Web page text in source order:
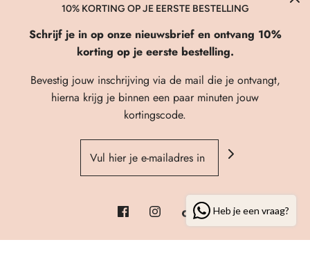
FAQ
Privacybeleid
Algemene Voorwaarden
Contact
| Webshop powered byProsite
10% KORTING OP JE EERSTE BESTELLING
Schrijf je in op onze nieuwsbrief en ontvang 10%
korting op je eerste bestelling.
Bevestig jouw inschrijving via de mail die je ontvangt,
hierna krijg je binnen een paar minuten jouw
kortingscode.
Heb je een vraag?